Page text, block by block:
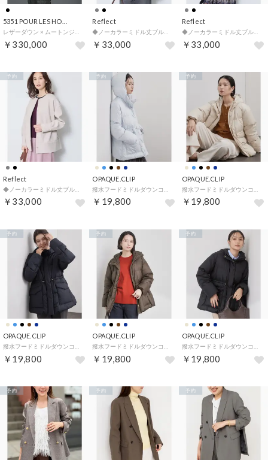
￥330,000
Reflect
￥33,000
Reflect
◆ノーカラーミドル丈ブルゾン （ブラック(019)）
￥33,000
Reflect
￥33,000
予約
OPAQUE.CLIP
￥19,800
予約
OPAQUE.CLIP
￥19,800
予約
OPAQUE.CLIP
￥19,800
予約
OPAQUE.CLIP
￥19,800
予約
OPAQUE.CLIP
￥19,800
予約
予約 予約 予約